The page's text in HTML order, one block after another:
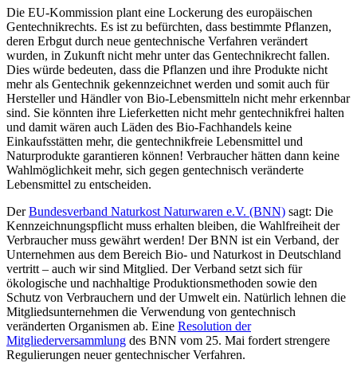
Die EU-Kommission plant eine Lockerung des europäischen
Gentechnikrechts. Es ist zu befürchten, dass bestimmte Pflanzen,
deren Erbgut durch neue gentechnische Verfahren verändert
wurden, in Zukunft nicht mehr unter das Gentechnikrecht fallen.
Dies würde bedeuten, dass die Pflanzen und ihre Produkte nicht
mehr als Gentechnik gekennzeichnet werden und somit auch für
Hersteller und Händler von Bio-Lebensmitteln nicht mehr erkennbar
sind. Sie könnten ihre Lieferketten nicht mehr gentechnikfrei halten
und damit wären auch Läden des Bio-Fachhandels keine
Einkaufsstätten mehr, die gentechnikfreie Lebensmittel und
Naturprodukte garantieren können! Verbraucher hätten dann keine
Wahlmöglichkeit mehr, sich gegen gentechnisch veränderte
Lebensmittel zu entscheiden.
DerBundesverband Naturkost Naturwaren e.V. (BNN) sagt: Die
Kennzeichnungspflicht muss erhalten bleiben, die Wahlfreiheit der
Verbraucher muss gewährt werden! Der BNN ist ein Verband, der
Unternehmen aus dem Bereich Bio- und Naturkost in Deutschland
vertritt – auch wir sind Mitglied. Der Verband setzt sich für
ökologische und nachhaltige Produktionsmethoden sowie den
Schutz von Verbrauchern und der Umwelt ein. Natürlich lehnen die
Mitgliedsunternehmen die Verwendung von gentechnisch
veränderten Organismen ab. Eine Resolution der
Mitgliederversammlung des BNN vom 25. Mai fordert strengere
Regulierungen neuer gentechnischer Verfahren.